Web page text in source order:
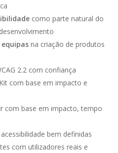
como parte natural do
na criação de produtos
2.2 com confiança
com base em impacto e
com base em impacto, tempo
bem definidas
com utilizadores reais e